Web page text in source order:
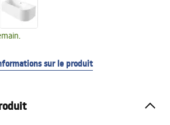
sur le produit